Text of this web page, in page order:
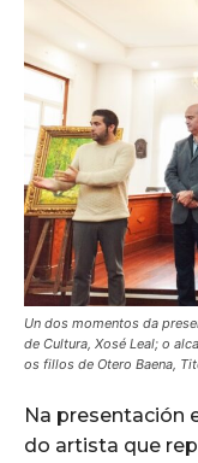
Un dos momentos da
de Cultura, Xosé Leal; o
os fillos de Otero Baena,
Na presentación
do artista que